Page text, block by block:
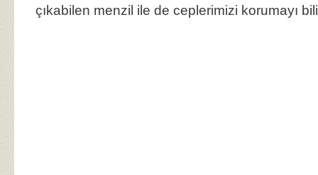
çıkabilen menzil ile de ceplerimizi korumayı